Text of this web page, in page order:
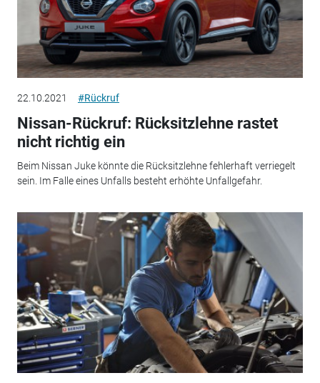
22.10.2021 #Rückruf
Nissan-Rückruf: Rücksitzlehne rastet
nicht richtig ein
Beim Nissan Juke könnte die Rücksitzlehne fehlerhaft verriegelt
sein. Im Falle eines Unfalls besteht erhöhte Unfallgefahr.